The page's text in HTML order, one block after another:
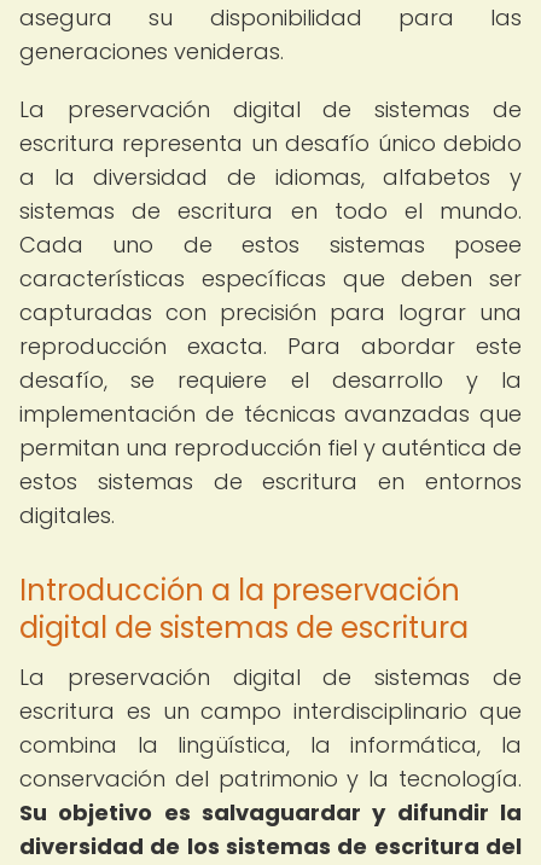
asegura su disponibilidad para las
generaciones venideras.
La preservación digital de sistemas de
escritura representa un desafío único debido
a la diversidad de idiomas, alfabetos y
sistemas de escritura en todo el mundo.
Cada uno de estos sistemas posee
características específicas que deben ser
capturadas con precisión para lograr una
reproducción exacta. Para abordar este
desafío, se requiere el desarrollo y la
implementación de técnicas avanzadas que
permitan una reproducción fiel y auténtica de
estos sistemas de escritura en entornos
digitales.
Introducción a la preservación
digital de sistemas de escritura
La preservación digital de sistemas de
escritura es un campo interdisciplinario que
combina la lingüística, la informática, la
conservación del patrimonio y la tecnología.
Su objetivo es salvaguardar y difundir la
diversidad de los sistemas de escritura del